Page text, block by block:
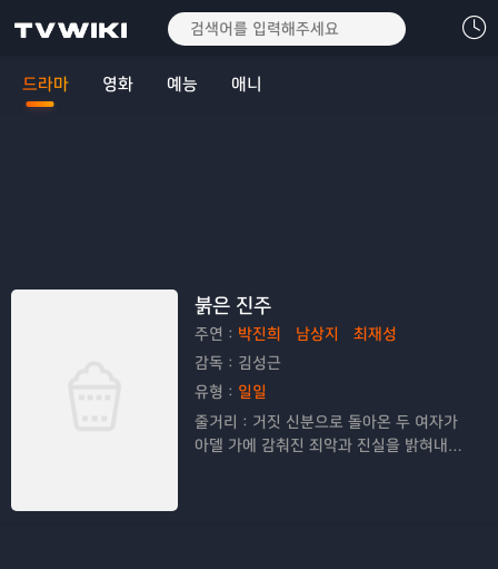
드라마 영화 예능 애니
붉은 진주
주연： 박진희 남상지
최재성
감독： 김성근
유형： 일일
줄거리： 거짓 신분으로 돌아온 두 여자가
아델 가에 감춰진 죄악과 진실을 밝혀내는